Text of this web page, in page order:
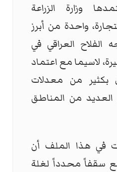
وزارة الزراعة
واحدة من أبرز
الفلاح العراقي في
لاسيما مع اعتماد
بكثير من معدلات
العديد من المناطق
في هذا الملف أن
سقفاً محدداً لغلة